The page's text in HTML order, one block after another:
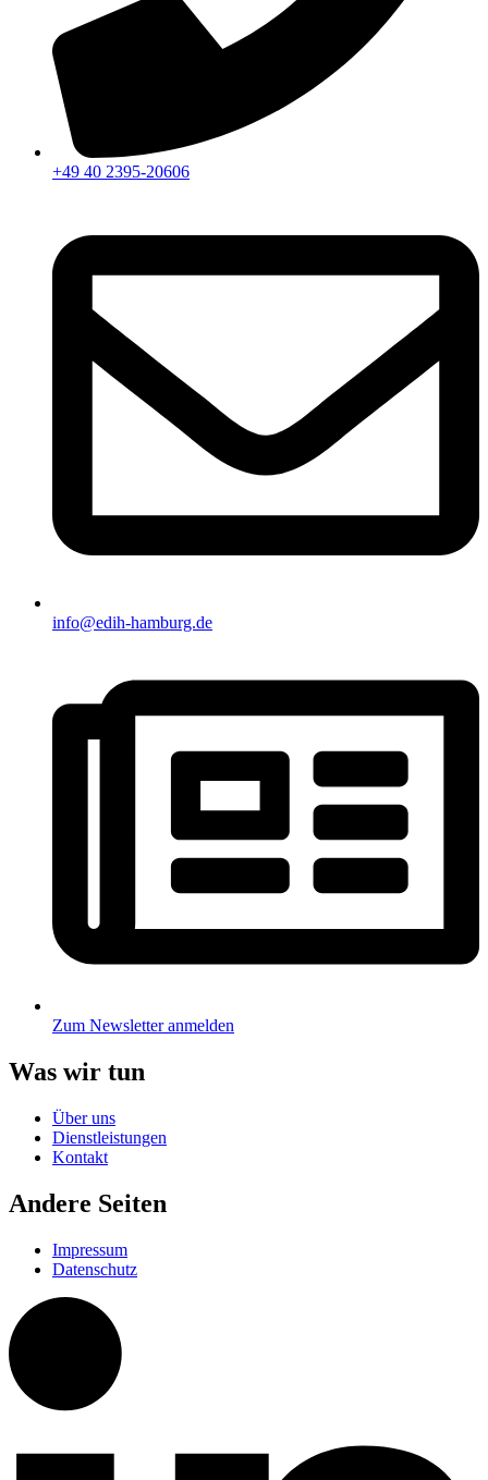
+49 40 2395-20606
info@edih-hamburg.de
Zum Newsletter anmelden
Was wir tun
Über uns
Dienstleistungen
Kontakt
Andere Seiten
Impressum
Datenschutz